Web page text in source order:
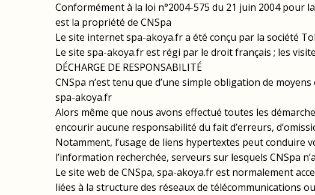
Conformément à la loi n°2004-575 du 21 juin 2004 pour
est la propriété de CNSpa
Le site internet spa-akoya.fr a été conçu par la société
Le site spa-akoya.fr est régi par le droit français ; les
DÉCHARGE DE RESPONSABILITÉ
CNSpa n’est tenu que d’une simple obligation de
spa-akoya.fr
Alors même que nous avons effectué toutes les
encourir aucune responsabilité du fait d’erreurs,
Notamment, l’usage de liens hypertextes peut conduire
l’information recherchée, serveurs sur lesquels CNSpa
Le site web de CNSpa, spa-akoya.fr est normalement
liées à la structure des réseaux de télécommunications